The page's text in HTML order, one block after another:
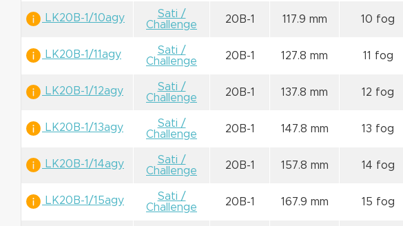
LK20B-1/10agy
Sati /
Challenge
20B-1 117.9 mm 10 fog
LK20B-1/11agy
Sati /
Challenge
20B-1 127.8 mm 11 fog
LK20B-1/12agy
Sati /
Challenge
20B-1 137.8 mm 12 fog
LK20B-1/13agy
Sati /
Challenge
20B-1 147.8 mm 13 fog
LK20B-1/14agy
Sati /
Challenge
20B-1 157.8 mm 14 fog
LK20B-1/15agy
Sati /
Challenge
20B-1 167.9 mm 15 fog